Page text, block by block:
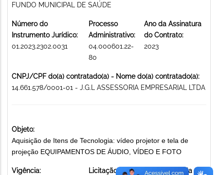
FUNDO MUNICIPAL DE SAÚDE
Número do
Instrumento Jurídico:
01.2023.2302.0031
Processo
Administrativo:
04.000601.22-
80
Ano da Assinatura
do Contrato:
2023
CNPJ/CPF do(a) contratado(a) - Nome do(a) contratado(a):
14.661.578/0001-01 - J.G.L ASSESSORIA EMPRESARIAL LTDA
Objeto:
Aquisição de Itens de Tecnologia: vídeo projetor e tela de
projeção EQUIPAMENTOS DE ÁUDIO, VÍDEO E FOTO
Vigência:
Licitação de
Modalidade da